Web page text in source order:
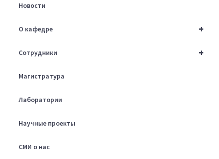
Новости
+
О кафедре
+
Сотрудники
Магистратура
Лаборатории
Научные проекты
СМИ о нас